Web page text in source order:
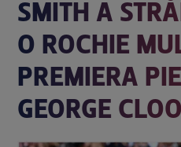
SMITH A
O ROCHIE
PREMIERA
GEORGE